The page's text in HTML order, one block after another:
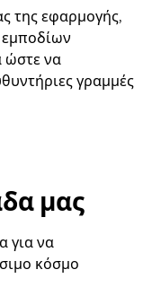
της εφαρμογής,
εμποδίων
ώστε να
γραμμές
μας
για να
κόσμο